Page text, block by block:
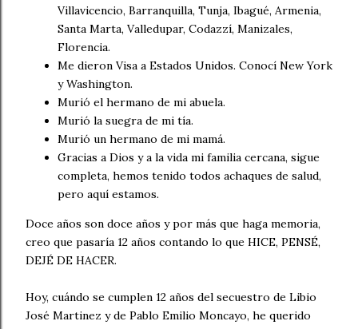
Villavicencio, Barranquilla, Tunja, Ibagué, Armenia,
Santa Marta, Valledupar, Codazzí, Manizales,
Florencia.
Me dieron Visa a Estados Unidos. Conocí New York
y Washington.
Murió el hermano de mi abuela.
Murió la suegra de mi tía.
Murió un hermano de mi mamá.
Gracias a Dios y a la vida mi familia cercana, sigue
completa, hemos tenido todos achaques de salud,
pero aquí estamos.
Doce años son doce años y por más que haga memoria,
creo que pasaría 12 años contando lo que HICE, PENSÉ,
DEJÉ DE HACER.
Hoy, cuándo se cumplen 12 años del secuestro de Libio
José Martinez y de Pablo Emilio Moncayo, he querido